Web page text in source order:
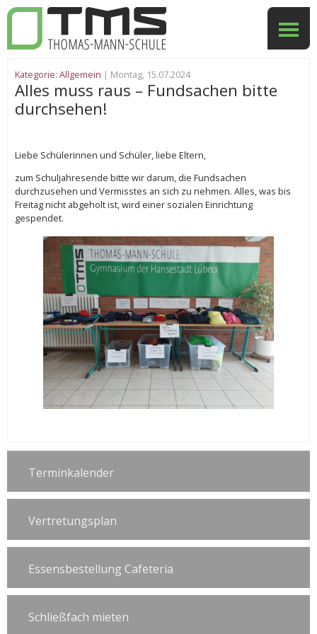
Kategorie: Allgemein | Montag, 15.07.2024
Alles muss raus – Fundsachen bitte
durchsehen!
Liebe Schülerinnen und Schüler, liebe Eltern,
zum Schuljahresende bitte wir darum, die Fundsachen
durchzusehen und Vermisstes an sich zu nehmen. Alles, was bis
Freitag nicht abgeholt ist, wird einer sozialen Einrichtung
gespendet.
Terminkalender
Vertretungsplan
Essensbestellung Cafeteria
Schließfach mieten